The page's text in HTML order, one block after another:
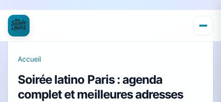
Accueil
Soirée latino Paris : agenda
complet et meilleures adresses